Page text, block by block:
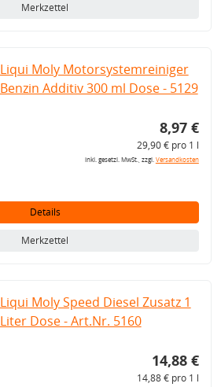
Merkzettel
Liqui Moly Motorsystemreiniger
Benzin Additiv 300 ml Dose - 5129
8,97 €
29,90 € pro 1 l
inkl. gesetzl. MwSt., zzgl.Versandkosten
Details
Merkzettel
Liqui Moly Speed Diesel Zusatz 1
Liter Dose - Art.Nr. 5160
14,88 €
14,88 € pro 1 l